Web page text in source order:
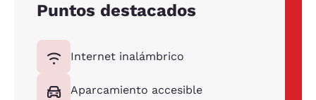
Puntos destacados
Internet inalámbrico
Aparcamiento accesible